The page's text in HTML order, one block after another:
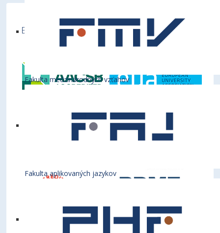
Fakulta medzinárodných vzťahov
Fakulta aplikovaných jazykov
Ekonomická univerzita v Bratislave je členom
týchto medzinárodných inštitúcií